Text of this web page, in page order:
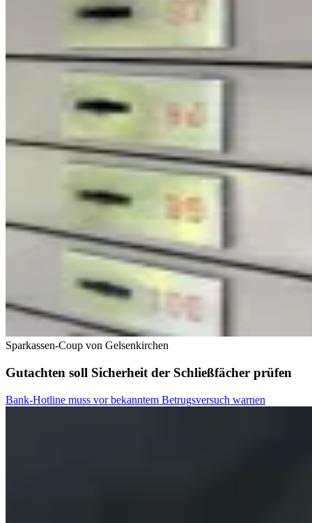
Sparkassen-Coup von Gelsenkirchen
Gutachten soll Sicherheit der Schließfächer prüfen
Bank-Hotline muss vor bekanntem Betrugsversuch warnen